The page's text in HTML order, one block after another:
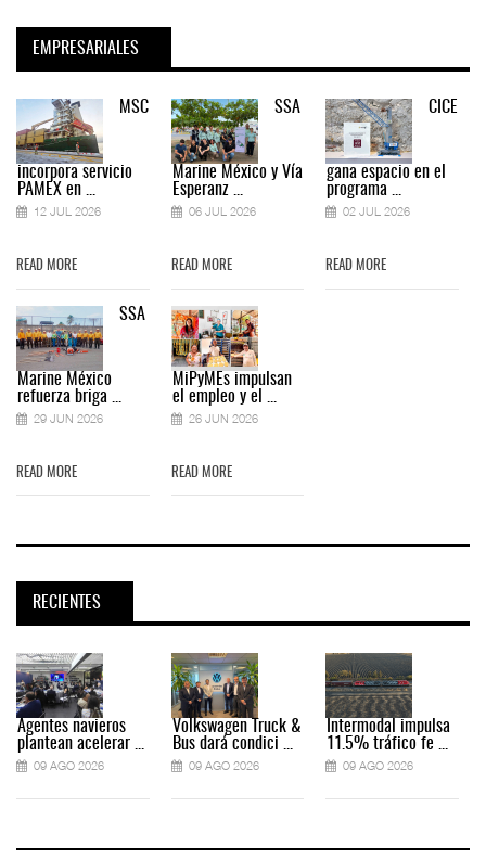
EMPRESARIALES
MSC
incorpora servicio
PAMEX en ...
12 JUL 2026
READ MORE
SSA
Marine México
refuerza briga ...
29 JUN 2026
READ MORE
SSA
Marine México y Vía
Esperanz ...
06 JUL 2026
READ MORE
MiPyMEs impulsan
el empleo y el ...
26 JUN 2026
READ MORE
CICE
gana espacio en el
programa ...
02 JUL 2026
READ MORE
RECIENTES
Agentes navieros
plantean acelerar ...
09 AGO 2026
Volkswagen Truck &
Bus dará condici ...
09 AGO 2026
Intermodal impulsa
11.5% tráfico fe ...
09 AGO 2026